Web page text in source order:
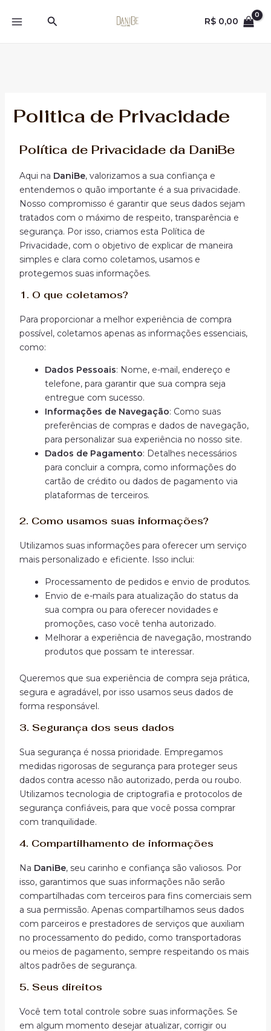
para
Pesquisar R$ 0,00
Politica de Privacidade
Política de Privacidade da DaniBe
Aqui na DaniBe, valorizamos a sua confiança e
entendemos o quão importante é a sua privacidade.
Nosso compromisso é garantir que seus dados sejam
tratados com o máximo de respeito, transparência e
segurança. Por isso, criamos esta Política de
Privacidade, com o objetivo de explicar de maneira
simples e clara como coletamos, usamos e
protegemos suas informações.
1. O que coletamos?
Para proporcionar a melhor experiência de compra
possível, coletamos apenas as informações essenciais,
como:
Dados Pessoais: Nome, e-mail, endereço e
telefone, para garantir que sua compra seja
entregue com sucesso.
Informações de Navegação: Como suas
preferências de compras e dados de navegação,
para personalizar sua experiência no nosso site.
Dados de Pagamento: Detalhes necessários
para concluir a compra, como informações do
cartão de crédito ou dados de pagamento via
plataformas de terceiros.
2. Como usamos suas informações?
Utilizamos suas informações para oferecer um serviço
mais personalizado e eficiente. Isso inclui:
Processamento de pedidos e envio de produtos.
Envio de e-mails para atualização do status da
sua compra ou para oferecer novidades e
promoções, caso você tenha autorizado.
Melhorar a experiência de navegação, mostrando
produtos que possam te interessar.
Queremos que sua experiência de compra seja prática,
segura e agradável, por isso usamos seus dados de
forma responsável.
3. Segurança dos seus dados
Sua segurança é nossa prioridade. Empregamos
medidas rigorosas de segurança para proteger seus
dados contra acesso não autorizado, perda ou roubo.
Utilizamos tecnologia de criptografia e protocolos de
segurança confiáveis, para que você possa comprar
com tranquilidade.
4. Compartilhamento de informações
Na DaniBe, seu carinho e confiança são valiosos. Por
isso, garantimos que suas informações não serão
compartilhadas com terceiros para fins comerciais sem
a sua permissão. Apenas compartilhamos seus dados
com parceiros e prestadores de serviços que auxiliam
no processamento do pedido, como transportadoras
ou meios de pagamento, sempre respeitando os mais
altos padrões de segurança.
5. Seus direitos
Você tem total controle sobre suas informações. Se
em algum momento desejar atualizar, corrigir ou